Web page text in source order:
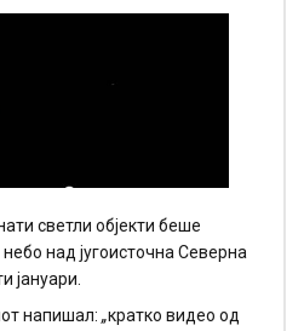
светли објекти беше
над југоисточна Северна
јануари.
напишал: „кратко видео од